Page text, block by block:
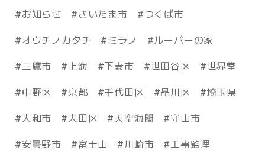
お知らせ
さいたま市
つくば市
オウチノカタチ
ミラノ
ルーバーの家
三鷹市
上海 下妻市 世田谷区
世界堂
中野区
京都 千代田区 品川区
埼玉県
大和市
大田区 天空海闊
守山市
安曇野市
富士山 川崎市
工事監理